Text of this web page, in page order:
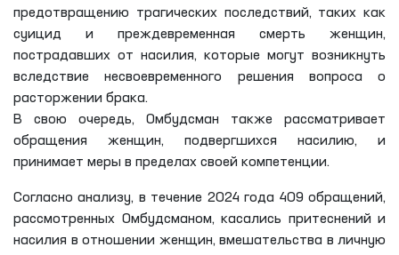
предотвращению трагических последствий, таких как
суицид и преждевременная смерть женщин,
пострадавших от насилия, которые могут возникнуть
вследствие несвоевременного решения вопроса о
расторжении брака.
В свою очередь, Омбудсман также рассматривает
обращения женщин, подвергшихся насилию, и
принимает меры в пределах своей компетенции.
Согласно анализу, в течение 2024 года 409 обращений,
рассмотренных Омбудсманом, касались притеснений и
насилия в отношении женщин, вмешательства в личную